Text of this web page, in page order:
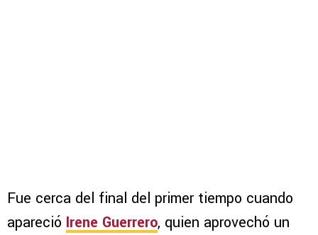
Fue cerca del final del primer tiempo cuando
apareció Irene Guerrero, quien aprovechó un